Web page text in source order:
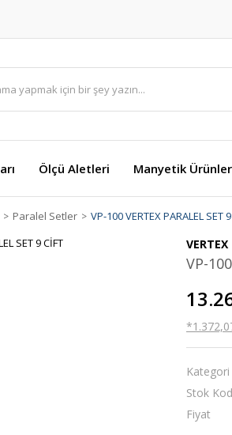
Ölçü Aletleri Manyetik Ürünler
Paralel Setler VP-100 VERTEX PARALEL SET
VERTEX
VP-
Kategori
Stok
Fiyat